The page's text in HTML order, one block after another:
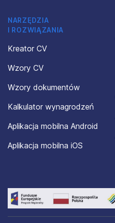
NARZĘDZIA
I ROZWIĄZANIA
Kreator CV
Wzory CV
Wzory dokumentów
Kalkulator wynagrodzeń
Aplikacja mobilna Android
Aplikacja mobilna iOS